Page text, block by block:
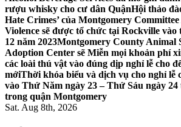
rượu whisky cho cư dân QuậnHội thảo
Hate Crimes’ của Montgomery
Violence sẽ được tổ chức tại Rockville
12 năm 2023Montgomery County Animal
Adoption Center sẽ Miễn mọi khoản phí
các loài thú vật vào đúng dịp nghỉ lễ cho
mớiThời khóa biểu và dịch vụ cho nghỉ lễ
vào Thứ Năm ngày 23 – Thứ Sáu ngày 24
trong quận Montgomery
Sat. Aug 8th, 2026